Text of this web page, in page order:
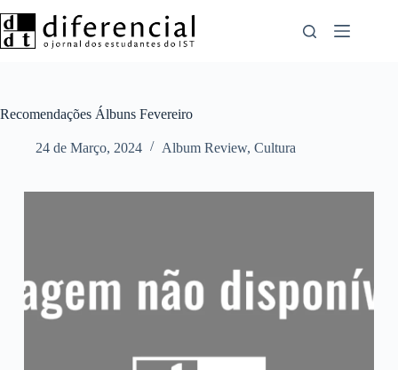
para
o
Recomendações Álbuns Fevereiro
24 de Março, 2024 Album Review, Cultura